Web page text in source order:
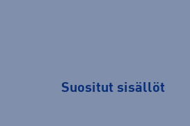
Suositut sisällöt